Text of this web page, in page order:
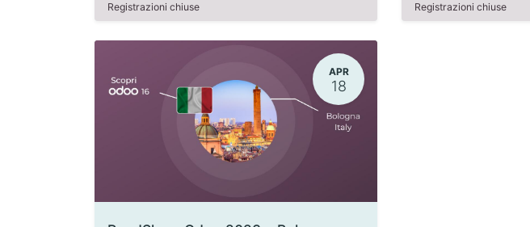
Registrazioni chiuse Registrazioni chiuse
APR
18